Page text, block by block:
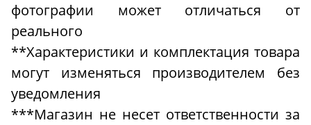
фотографии может отличаться от
реального
**Характеристики и комплектация товара
могут изменяться производителем без
уведомления
***Магазин не несет ответственности за